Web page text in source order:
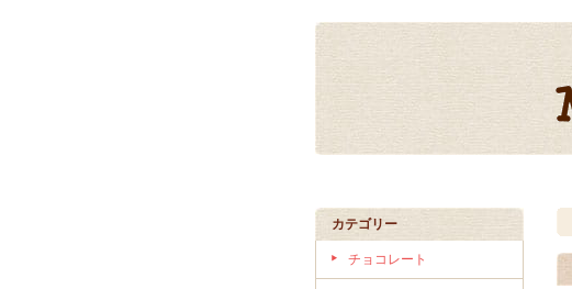
カテゴリー
チョコレート